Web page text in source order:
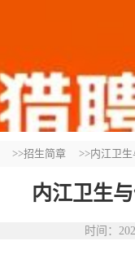
>>招生简章 >>内江卫
内江卫生
时间：